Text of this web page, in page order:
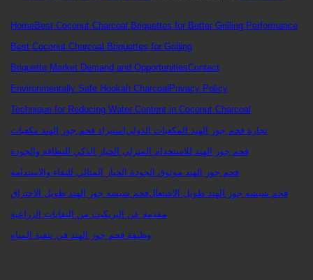
HomeBest Coconut Charcoal Briquettes for Better Grilling Performance
Best Coconut Charcoal Briquettes for Grilling
Briquette Market Demand and OpportunitiesContact
Environmentally Safe Hookah Charcoal Privacy Policy
Technique for Reducing Water Content in Coconut Charcoal
استيراد فحم جوز الهند مكعبات تجارة فحم جوز الهند المكعبات الدولي
فحم جوز الهند للاستخدام المنزلي الخيار الذكي للنظافة والجودة
فحم جوز الهند موثوق الجودة الخيار المثالي للنقاء والاستدامة
فحم شيشه جوز الهند طويل الاحتراقفحم شيشه جوز الهند طويل الاشتعال
مقدمة عن البريكيت من النفايات الزراعية
وظيفة فحم جوز الهند في تنقية المياه